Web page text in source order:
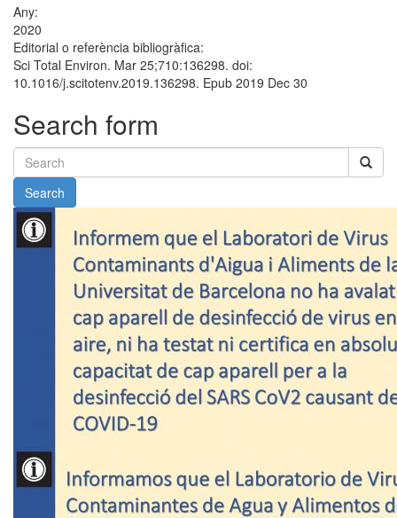
Any:
2020
Editorial o referència bibliogràfica:
Sci Total Environ. Mar 25;710:136298. doi:
10.1016/j.scitotenv.2019.136298. Epub 2019 Dec 30
Search form
Search